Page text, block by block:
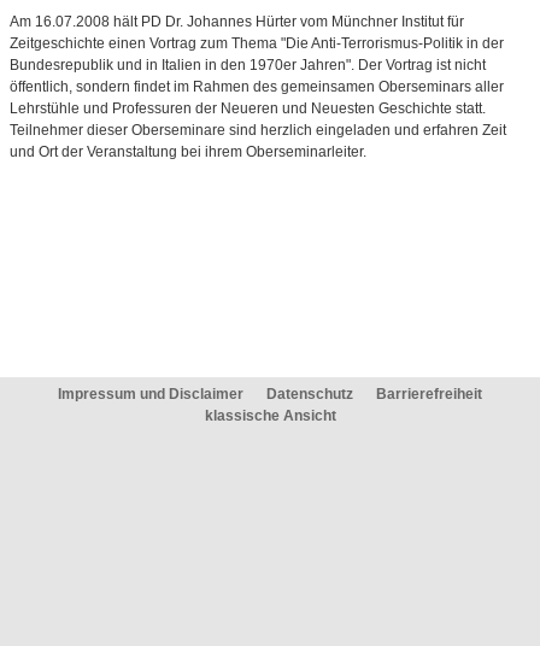
Am 16.07.2008 hält PD Dr. Johannes Hürter vom Münchner Institut für
Zeitgeschichte einen Vortrag zum Thema "Die Anti-Terrorismus-Politik in der
Bundesrepublik und in Italien in den 1970er Jahren". Der Vortrag ist nicht
öffentlich, sondern findet im Rahmen des gemeinsamen Oberseminars aller
Lehrstühle und Professuren der Neueren und Neuesten Geschichte statt.
Teilnehmer dieser Oberseminare sind herzlich eingeladen und erfahren Zeit
und Ort der Veranstaltung bei ihrem Oberseminarleiter.
Impressum und Disclaimer Datenschutz
Barrierefreiheit
klassische Ansicht